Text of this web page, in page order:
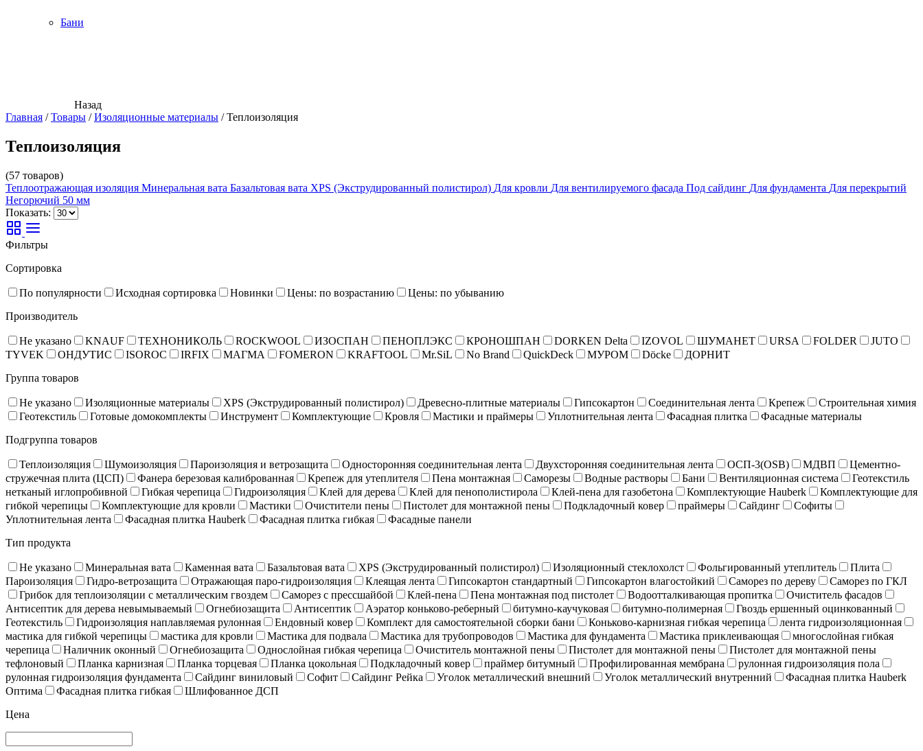
Бани
Назад
Главная /Товары /Изоляционные материалы /Теплоизоляция
Теплоизоляция
(57 товаров)
Теплоотражающая изоляция Минеральная вата Базальтовая вата XPS (Экструдированный полистирол) Для кровли Для вентилируемого фасада Под сайдинг Для фундамента Для перекрытий
Негорючий 50 мм
Показать:
Фильтры
Сортировка
По популярности Исходная сортировка Новинки Цены: по возрастанию
Цены: по убыванию
Производитель
Не указано KNAUF ТЕХНОНИКОЛЬ ROCKWOOL ИЗОСПАН ПЕНОПЛЭКС КРОНОШПАН DORKEN Delta IZOVOL ШУМАНЕТ URSA FOLDER
JUTO
TYVEK
ОНДУТИС ISOROC IRFIX МАГМА FOMERON KRAFTOOL Mr.SiL No Brand QuickDeck МУРОМ Döcke
ДОРНИТ
Группа товаров
Не указано Изоляционные материалы XPS (Экструдированный полистирол) Древесно-плитные материалы Гипсокартон Соединительная лента Крепеж
Строительная химия
Геотекстиль
Готовые домокомплекты Инструмент Комплектующие Кровля Мастики и праймеры Уплотнительная лента Фасадная плитка
Фасадные материалы
Подгруппа товаров
Теплоизоляция Шумоизоляция Пароизоляция и ветрозащита Односторонняя соединительная лента Двухсторонняя соединительная лента ОСП-3(OSB) МДВП
Цементно-
стружечная плита (ЦСП)
Фанера березовая калиброванная Крепеж для утеплителя Пена монтажная Саморезы Водные растворы Бани Вентиляционная система
Геотекстиль
нетканый иглопробивной
Гибкая черепица Гидроизоляция Клей для дерева Клей для пенополистирола Клей-пена для газобетона Комплектующие Hauberk
Комплектующие для
гибкой черепицы
Комплектующие для кровли Мастики Очистители пены Пистолет для монтажной пены Подкладочный ковер праймеры Сайдинг
Софиты
Уплотнительная лента
Фасадная плитка Hauberk Фасадная плитка гибкая
Фасадные панели
Тип продукта
Не указано Минеральная вата Каменная вата Базальтовая вата XPS (Экструдированный полистирол) Изоляционный стеклохолст Фольгированный утеплитель
Плита
Пароизоляция
Гидро-ветрозащита Отражающая паро-гидроизоляция Клеящая лента Гипсокартон стандартный Гипсокартон влагостойкий Саморез по дереву
Саморез по ГКЛ
Грибок для теплоизоляции с металлическим гвоздем
Саморез с прессшайбой Клей-пена Пена монтажная под пистолет Водоотталкивающая пропитка
Очиститель фасадов
Антисептик для дерева невымываемый
Огнебиозащита Антисептик Аэратор коньково-реберный битумно-каучуковая битумно-полимерная
Гвоздь ершенный оцинкованный
Геотекстиль
Гидроизоляция наплавляемая рулонная Ендовный ковер Комплект для самостоятельной сборки бани Коньково-карнизная гибкая черепица
лента гидроизоляционная
мастика для гибкой черепицы
мастика для кровли Мастика для подвала Мастика для трубопроводов Мастика для фундамента Мастика приклеивающая
многослойная гибкая
черепица
Наличник оконный Огнебиозащита Однослойная гибкая черепица Очиститель монтажной пены Пистолет для монтажной пены
Пистолет для монтажной пены
тефлоновый
Планка карнизная Планка торцевая Планка цокольная Подкладочный ковер праймер битумный Профилированная мембрана
рулонная гидроизоляция пола
рулонная гидроизоляция фундамента
Сайдинг виниловый Софит Сайдинг Рейка Уголок металлический внешний Уголок металлический внутренний
Фасадная плитка Hauberk
Оптима
Фасадная плитка гибкая
Шлифованное ДСП
Цена